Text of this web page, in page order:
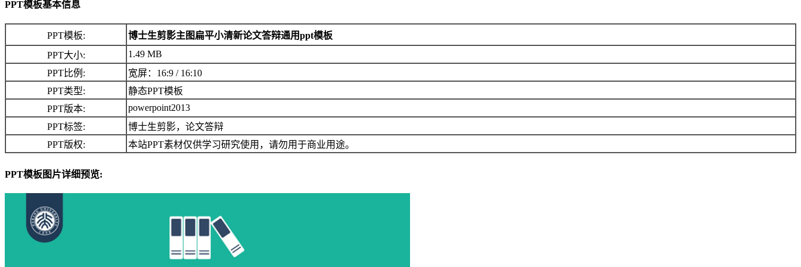
PPT模板基本信息
PPT模板:
博士生剪影主图扁平小清新论文答辩通用ppt模板
PPT大小:
1.49 MB
PPT比例:
宽屏：16:9 / 16:10
PPT类型:
静态PPT模板
PPT版本:
powerpoint2013
PPT标签:
博士生剪影，论文答辩
PPT版权:
本站PPT素材仅供学习研究使用，请勿用于商业用途。
PPT模板图片详细预览: